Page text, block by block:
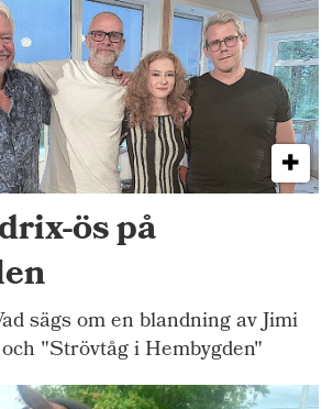
ös på
sägs om en blandning av Jimi
"Strövtåg i Hembygden"